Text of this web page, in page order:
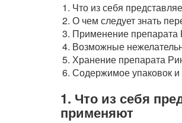
Что из себя
О чем следует знать
Применение препарата
Возможные
Хранение препарата
Содержимое упаковок
1. Что из себя
применяют